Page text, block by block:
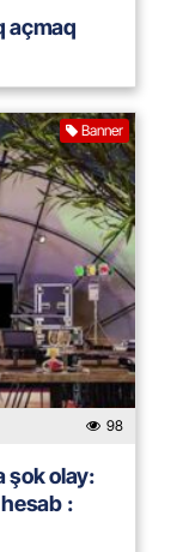
açmaq
Banner
98
şok olay:
: